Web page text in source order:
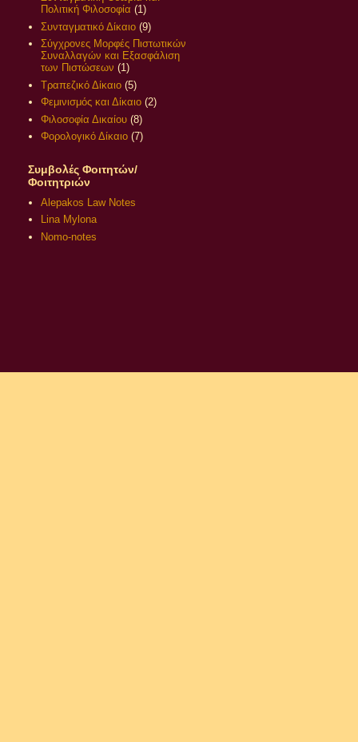
Πολιτική Φιλοσοφία (1)
Συνταγματικό Δίκαιο (9)
Σύγχρονες Μορφές Πιστωτικών
Συναλλαγών και Εξασφάλιση
των Πιστώσεων (1)
Τραπεζικό Δίκαιο (5)
Φεμινισμός και Δίκαιο (2)
Φιλοσοφία Δικαίου (8)
Φορολογικό Δίκαιο (7)
Συμβολές Φοιτητών/
Φοιτητριών
Alepakos Law Notes
Lina Mylona
Nomo-notes